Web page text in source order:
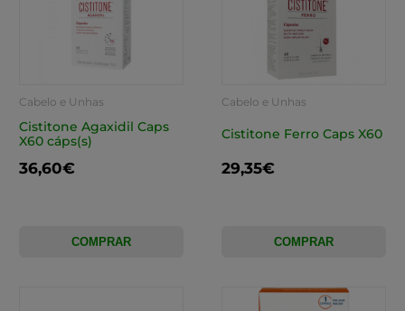
Cabelo e Unhas
Cistitone Agaxidil Caps
X60 cáps(s)
36,60€
COMPRAR
Cabelo e Unhas
Cistitone Ferro Caps X60
29,35€
COMPRAR